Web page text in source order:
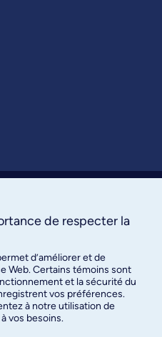
de respecter la
d’améliorer et de
Web. Certains témoins sont
et la sécurité du
vos préférences.
à notre utilisation de
vos besoins.